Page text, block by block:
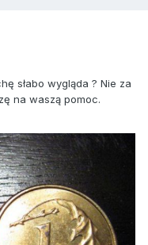
słabo wygląda ? Nie za
na waszą pomoc.